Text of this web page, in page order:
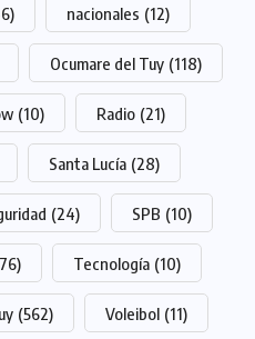
nacionales (12)
Ocumare del Tuy (118)
(10) Radio (21)
Santa Lucía (28)
(24) SPB (10)
Tecnología (10)
(562) Voleibol (11)